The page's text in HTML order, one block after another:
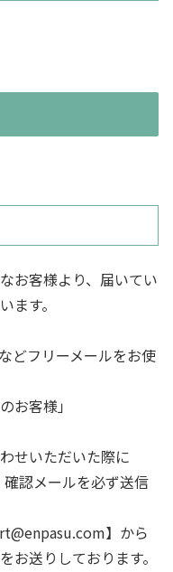
お客様より、届いてい
ます。
どフリーメールをお使
お客様」
せいただいた際に
認メールを必ず送信
】から
お送りしております。